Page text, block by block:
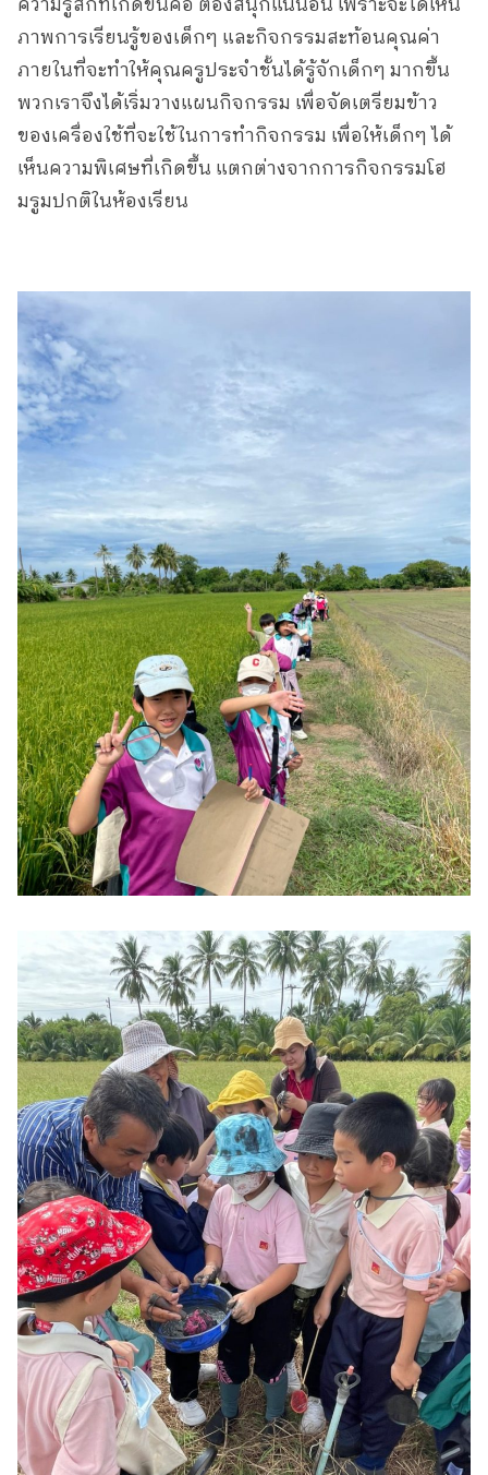
ภาพการเรียนรู้ของเด็กๆ และกิจกรรมสะท้อนคุณค่า
ภายในที่จะทำให้คุณครูประจำชั้นได้รู้จักเด็กๆ มากขึ้น
พวกเราจึงได้เริ่มวางแผนกิจกรรม เพื่อจัดเตรียมข้าว
ของเครื่องใช้ที่จะใช้ในการทำกิจกรรม เพื่อให้เด็กๆ ได้
เห็นความพิเศษที่เกิดขึ้น แตกต่างจากการกิจกรรมโฮ
มรูมปกติในห้องเรียน